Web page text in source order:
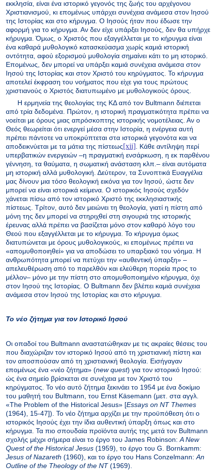
εκκλησία, είναι ένα ιστορικό γεγονός της ζωής του αρχέγονου
Χριστιανισμού, κι επομένως υπάρχει συνέχεια ανάμεσα στον Ιησού
της Ιστορίας και στο κήρυγμα. Ο Ιησούς ήταν που έδωσε την
αφορμή για το κήρυγμα. Αν δεν είχε υπάρξει Ιησούς, δεν θα υπήρχε
κήρυγμα. Όμως, ο Χριστός που εξαγγέλλεται με το κήρυγμα είναι
ένα καθαρά μυθολογικό κατασκεύασμα χωρίς καμιά ιστορική
οντότητα, αφού εξορισμού μυθολογία σημαίνει κάτι το μη ιστορικό.
Επομένως, δεν μπορεί να υπάρξει καμιά συνέχεια ανάμεσα στον
Ιησού της Ιστορίας και στον Χριστό του κηρύγματος. Το κήρυγμα
αποτελεί έκφραση του νοήματος που είχε για τους πρώτους
χριστιανούς ο Χριστός διατυπωμένο με μυθολογικούς όρους.
Η ερμηνεία της θεολογίας της ΚΔ από τον Bultmann διέπεται
από τρία δεδομένα. Πρώτον, η ιστορική πραγματικότητα πρέπει να
νοείται με όρους μιας απρόσκοπτης ιστορικής νομοτέλειας. Αν ο
Θεός θεωρείται ότι ενεργεί μέσα στην Ιστορία, η ενέργεια αυτή
πρέπει πάντοτε να υποκρύπτεται στα ιστορικά γεγονότα και να
αποδεικνύεται με τα μάτια της πίστεως[xii] . Κάθε αντίληψη περί
υπερβατικών ενεργειών ‒η πραγματική ενσάρκωση, η εκ παρθένου
γέννηση, τα θαύματα, η σωματική ανάσταση κλπ.‒ είναι αυτόματα
μη ιστορική αλλά μυθολογική. Δεύτερον, τα Συνοπτικά Ευαγγέλια
μας δίνουν μια τόσο θεολογική εικόνα για τον Ιησού, ώστε δεν
μπορεί να είναι ιστορικά κείμενα. Ο ιστορικός Ιησούς σχεδόν
χάνεται πίσω από τον ιστορικό Χριστό της εκκλησιαστικής
πίστεως. Τρίτον, αυτό δεν μειώνει τη θεολογία, γιατί η πίστη από
μόνη της δεν μπορεί να στηριχθεί στη σιγουριά της ιστορικής
έρευνας αλλά πρέπει να βασίζεται μόνο στον καθαρό λόγο του
Θεού που εξαγγέλλεται με το κήρυγμα. Το κήρυγμα όμως
διατυπώνεται με όρους μυθολογικούς, κι επομένως πρέπει να
«απομυθοποιηθεί» για να αποδώσει το υπαρξιακό του νόημα. Η
ανθρωπότητα μπορεί να πετύχει την «αυθεντική ύπαρξη» ‒
απελευθέρωση από το παρελθόν και ελεύθερη πορεία προς το
μέλλον‒ μόνο με την πίστη στο απομυθοποιημένο κήρυγμα, όχι
στον Ιησού της Ιστορίας. Ο Bultmann δεν βλέπει καμιά συνέχεια
ανάμεσα στον Ιησού της Ιστορίας και στο κήρυγμα.
Το νέο ζήτημα για τον Ιστορικό Ιησού
Οι οπαδοί του Bultmann αναστατώθηκαν με τις ακραίες θέσεις του
που διαχώριζαν τον ιστορικό Ιησού από τη χριστιανική πίστη και
τον αποσπούσαν από τη χριστιανική θεολογία. Εισήγαγαν
επομένως ένα «νέο ζήτημα» (new quest) για τον ιστορικό Ιησού:
ώς ένα σημείο βρίσκεται σε συνέχεια με τον Χριστό του
κηρύγματος. Το νέο αυτό ζήτημα ξεκινάει το 1954 με ένα δοκίμιο
του μαθητή του Bultmann , του Ernst Käsemann (μετ. στα αγγλ.
«The Problem of the Historical Jesus» [Essays on NT Themes
(1964), 15-47]). Το νέο ζήτημα αρχίζει με την προϋπόθεση ότι ο
ιστορικός Ιησούς έχει την ίδια αυθεντική ύπαρξη όπως και στο
κήρυγμα. Τα πιο σπουδαία προϊόντα αυτής της μετά τον Bultmann
σχολής μέχρι σήμερα είναι το έργο του James Robinson: A New
Quest of the Historical Jesus (1959), το έργο του G Bornkamm:
Jesus of Nazareth (1960), και το έργο του Hans Conzelmann: An
Outline of the Theology of the NT(1969).